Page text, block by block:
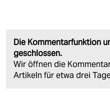
Die Kommentarfunktion
geschlossen.
Wir öffnen die
Artikeln für etwa drei